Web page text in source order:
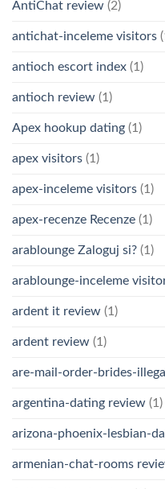
AntiChat review (2)
antichat-inceleme visitors
antioch escort index (1)
antioch review (1)
Apex hookup dating (1)
apex visitors (1)
apex-inceleme visitors (1)
apex-recenze Recenze (1)
arablounge Zaloguj si? (1)
arablounge-inceleme
ardent it review (1)
ardent review (1)
are-mail-order-brides-
argentina-dating review (1)
arizona-phoenix-lesbian-
armenian-chat-rooms